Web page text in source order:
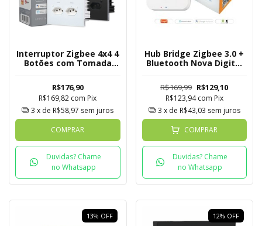
Interruptor Zigbee 4x4 4
Botões com Tomada
Novadigital Tuya
R$176,90
R$169,82 com Pix
3 x de R$58,97 sem juros
COMPRAR
Duvidas? Chame
no Whatsapp
Hub Bridge Zigbee 3.0 +
Bluetooth Nova Digital
R$169,99 R$129,10
R$123,94com Pix
3 x de R$43,03 sem juros
COMPRAR
Duvidas? Chame
no Whatsapp
13% OFF 12% OFF